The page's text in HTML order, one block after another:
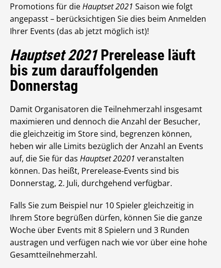
Promotions für dieHauptset 2021 Saison wie folgt
angepasst – berücksichtigen Sie dies beim Anmelden
Ihrer Events (das ab jetzt möglich ist)!
Hauptset 2021Prerelease läuft
bis zum darauffolgenden
Donnerstag
Damit Organisatoren die Teilnehmerzahl insgesamt
maximieren und dennoch die Anzahl der Besucher,
die gleichzeitig im Store sind, begrenzen können,
heben wir alle Limits bezüglich der Anzahl an Events
auf, die Sie für das Hauptset 20201 veranstalten
können. Das heißt, Prerelease-Events sind bis
Donnerstag, 2. Juli, durchgehend verfügbar.
Falls Sie zum Beispiel nur 10 Spieler gleichzeitig in
Ihrem Store begrüßen dürfen, können Sie die ganze
Woche über Events mit 8 Spielern und 3 Runden
austragen und verfügen nach wie vor über eine hohe
Gesamtteilnehmerzahl.